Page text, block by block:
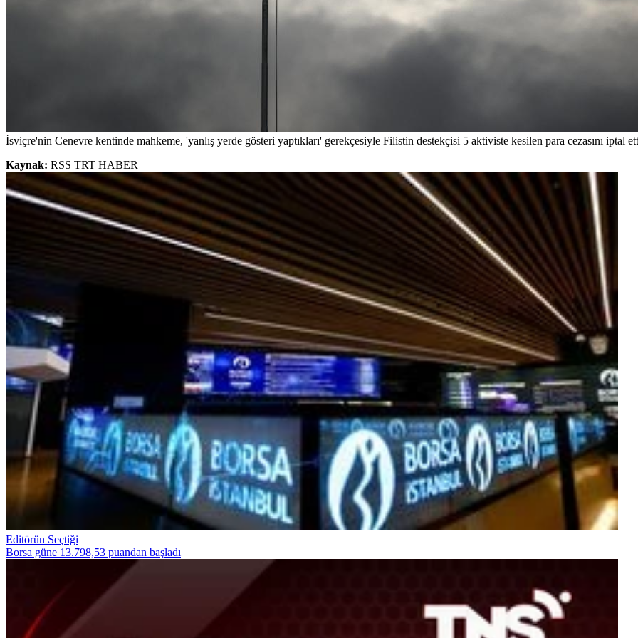
İsviçre'nin Cenevre kentinde mahkeme, 'yanlış yerde gösteri yaptıkları' gerekçesiyle Filistin destekçisi 5 aktiviste kesilen para cezasını iptal
Kaynak: RSS TRT HABER
Editörün Seçtiği
Borsa güne 13.798,53 puandan başladı